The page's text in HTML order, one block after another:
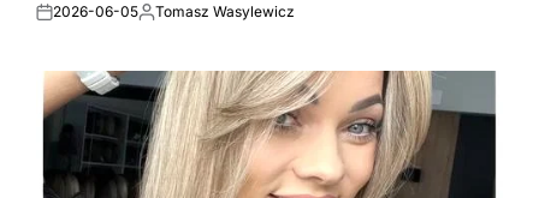
Posted
2026-06-05Posted
Tomasz Wasylewicz